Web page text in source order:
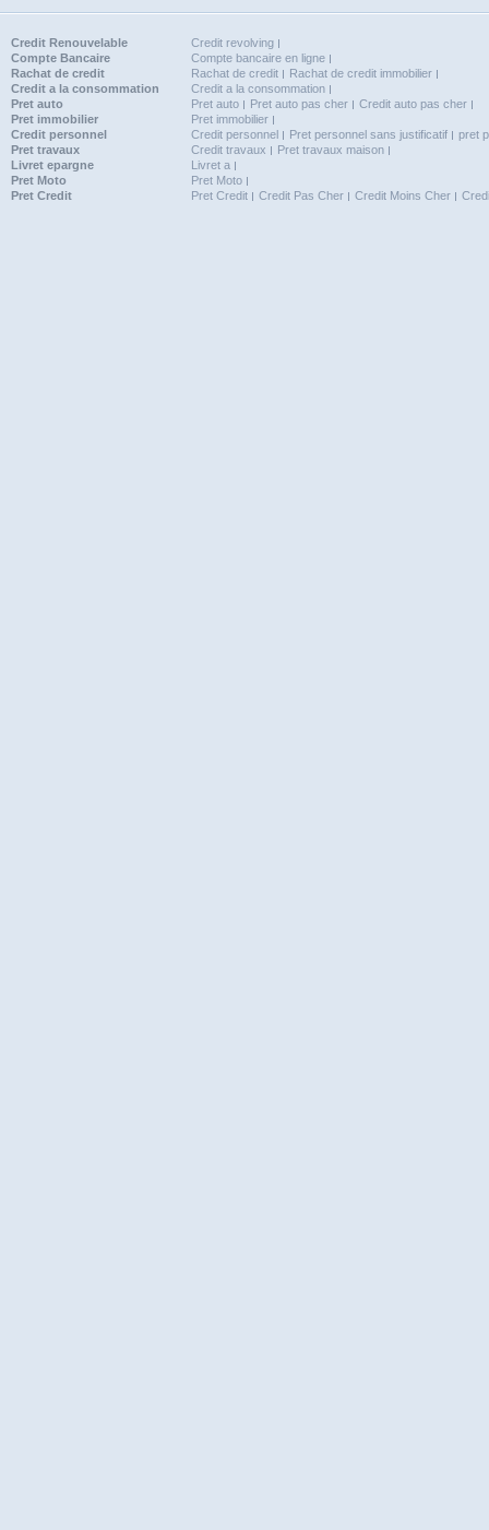
Credit Renouvelable
Credit revolving
Compte Bancaire
Compte bancaire en ligne
Rachat de credit
Rachat de credit
Rachat de credit immobilier
Credit a la consommation
Credit a la consommation
Pret auto
Pret auto Pret auto pas cher
Credit auto pas cher
Pret immobilier
Pret immobilier
Credit personnel
Credit personnel Pret personnel sans justificatif
pret
Pret travaux
Credit travaux
Pret travaux maison
Livret epargne
Livret a
Pret Moto
Pret Moto
Pret Credit
Pret Credit Credit Pas Cher Credit Moins Cher